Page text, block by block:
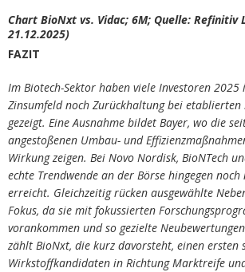
Chart BioNxt vs. Vidac; 6M; Quelle: Refinitiv
21.12.2025)
FAZIT
Im Biotech-Sektor haben viele Investoren
Zinsumfeld noch Zurückhaltung bei
gezeigt. Eine Ausnahme bildet Bayer, wo die
angestoßenen Umbau- und
Wirkung zeigen. Bei Novo Nordisk, BioNTech
echte Trendwende an der Börse hingegen
erreicht. Gleichzeitig rücken ausgewählte
Fokus, da sie mit fokussierten
vorankommen und so gezielte
zählt BioNxt, die kurz davorsteht, einen ersten
Wirkstoffkandidaten in Richtung Marktreife